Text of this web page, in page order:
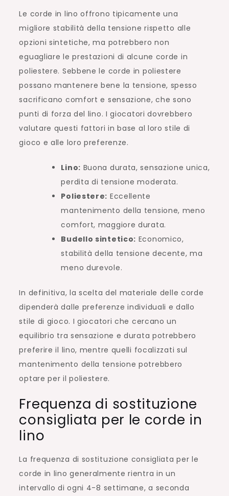
Le corde in lino offrono tipicamente una
migliore stabilità della tensione rispetto alle
opzioni sintetiche, ma potrebbero non
eguagliare le prestazioni di alcune corde in
poliestere. Sebbene le corde in poliestere
possano mantenere bene la tensione, spesso
sacrificano comfort e sensazione, che sono
punti di forza del lino. I giocatori dovrebbero
valutare questi fattori in base al loro stile di
gioco e alle loro preferenze.
Lino: Buona durata, sensazione unica,
perdita di tensione moderata.
Poliestere: Eccellente
mantenimento della tensione, meno
comfort, maggiore durata.
Budello sintetico: Economico,
stabilità della tensione decente, ma
meno durevole.
In definitiva, la scelta del materiale delle corde
dipenderà dalle preferenze individuali e dallo
stile di gioco. I giocatori che cercano un
equilibrio tra sensazione e durata potrebbero
preferire il lino, mentre quelli focalizzati sul
mantenimento della tensione potrebbero
optare per il poliestere.
Frequenza di sostituzione
consigliata per le corde in
lino
La frequenza di sostituzione consigliata per le
corde in lino generalmente rientra in un
intervallo di ogni 4-8 settimane, a seconda